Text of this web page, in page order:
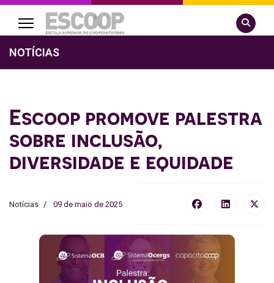
Pesquisar
NOTÍCIAS
Escoop promove palestra
sobre inclusão,
diversidade e equidade
Notícias 09 de maio de 2025